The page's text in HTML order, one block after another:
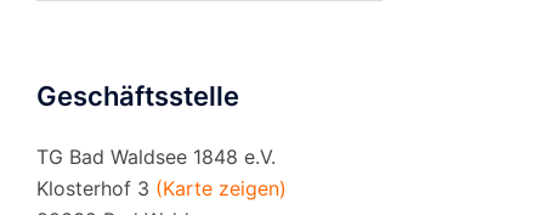
Geschäftsstelle
TG Bad Waldsee 1848 e.V.
Klosterhof 3 (Karte zeigen)